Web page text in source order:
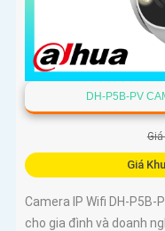
DH-P5B-PV
Giá
Camera IP Wifi DH-P5B-
cho gia đình và doanh